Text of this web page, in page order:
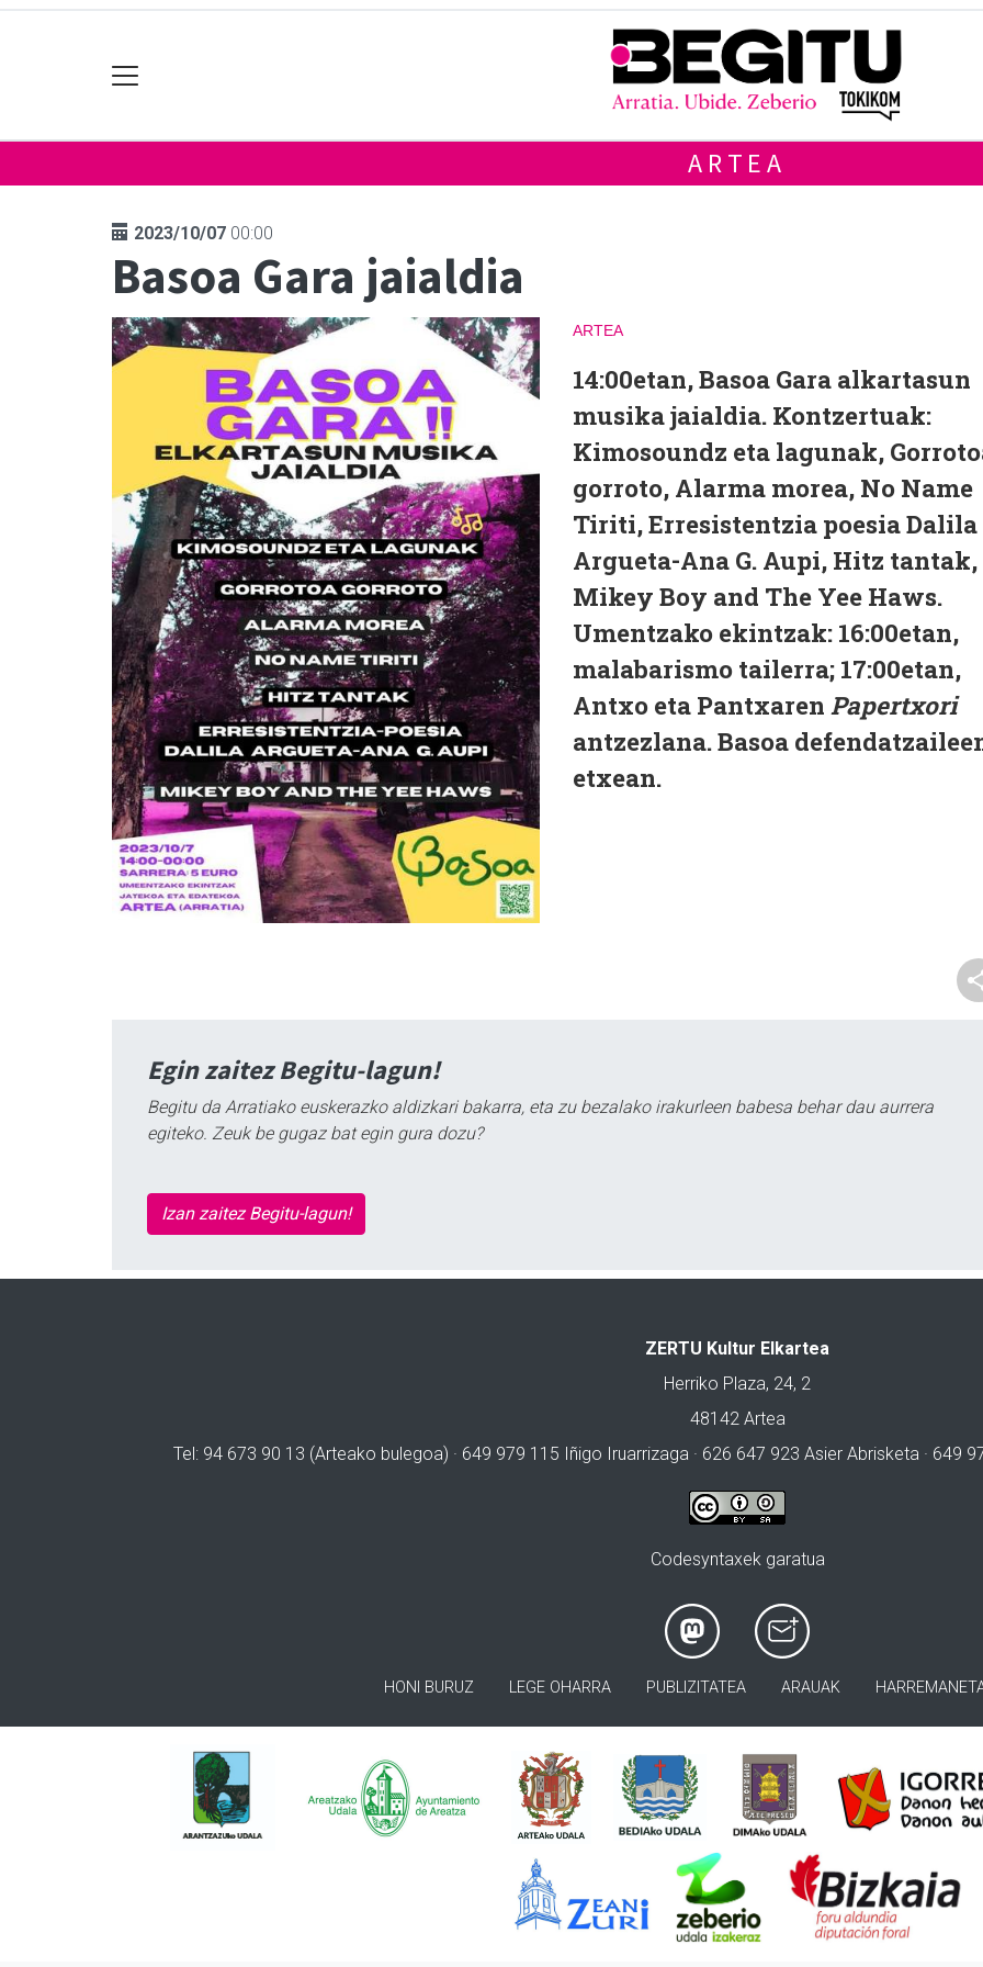
ARTEA
2023/10/07 00:00
Basoa Gara jaialdia
ARTEA
14:00etan, Basoa Gara alkartasun
musika jaialdia. Kontzertuak:
Kimosoundz eta lagunak,
gorroto, Alarma morea, No Name
Tiriti, Erresistentzia poesia Dalila
Argueta-Ana G. Aupi, Hitz tantak,
Mikey Boy and The Yee Haws.
Umentzako ekintzak: 16:00etan,
malabarismo tailerra; 17:00etan,
Antxo eta Pantxaren Papertxori
antzezlana. Basoa
etxean.
Egin zaitez Begitu-lagun!
Begitu da Arratiako euskerazko aldizkari bakarra, eta zu bezalako irakurleen babesa behar dau aurrera
egiteko. Zeuk be gugaz bat egin gura dozu?
Izan zaitez Begitu-lagun!
ZERTU Kultur Elkartea
Herriko Plaza, 24, 2
48142 Artea
Tel: 94 673 90 13 (Arteako bulegoa) · 649 979 115 Iñigo Iruarrizaga · 626 647 923 Asier Abrisketa · 649
Codesyntaxek garatua
HONI BURUZ LEGE OHARRA PUBLIZITATEA ARAUAK